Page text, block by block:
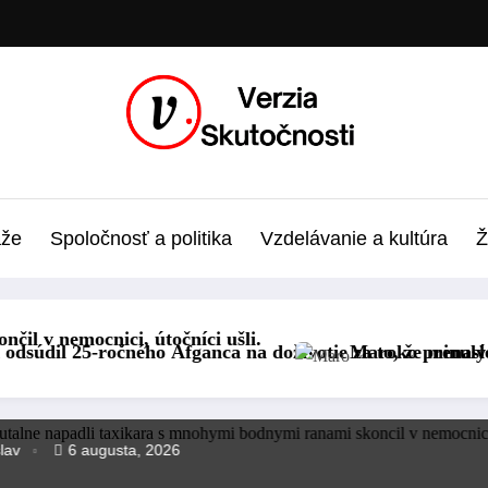
Spoločnosť a politika Vzdelávanie a kultúra
doživotie za to, že minulý rok v Mníchove autom
Maroko prenasleduje desiatky ľudí po
6 augusta, 2026